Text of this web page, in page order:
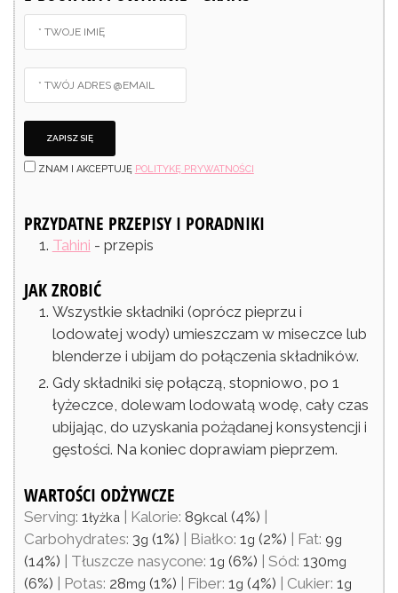
ZNAM I AKCEPTUJĘ POLITYKĘ PRYWATNOŚCI
PRZYDATNE PRZEPISY I PORADNIKI
Tahini - przepis
JAK ZROBIĆ
Wszystkie składniki (oprócz pieprzu i
lodowatej wody) umieszczam w miseczce lub
blenderze i ubijam do połączenia składników.
Gdy składniki się połączą, stopniowo, po 1
łyżeczce, dolewam lodowatą wodę, cały czas
ubijając, do uzyskania pożądanej konsystencji i
gęstości. Na koniec doprawiam pieprzem.
WARTOŚCI ODŻYWCZE
Serving: 1łyżka | Kalorie: 89kcal (4%) |
Carbohydrates: 3g (1%) | Białko: 1 g (2%) | Fat: 9g
(14%) | Tłuszcze nasycone: 1 g (6%) | Sód: 130mg
(6%) | Potas: 28mg (1%) | Fiber: 1 g (4%) | Cukier: 1 g